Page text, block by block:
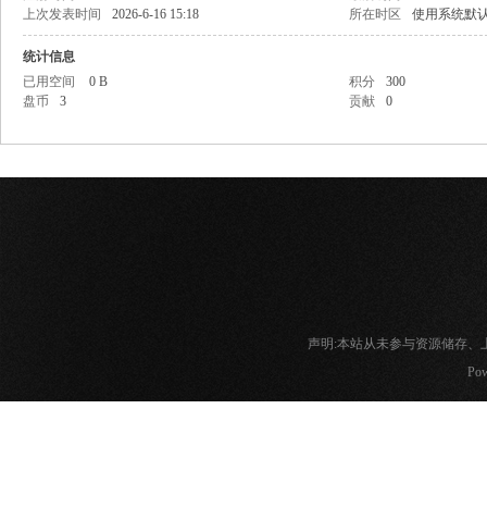
上次发表时间
2026-6-16 15:18 所在时区 使用系统默
统计信息
已用空间
0 B 积分
300
盘币
3 贡献 0
声明:本站从未参与资源储存、